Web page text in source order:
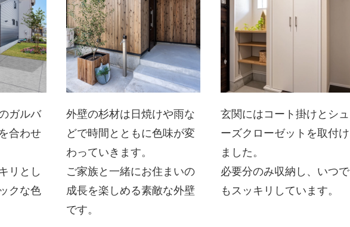
ガルバ
合わせ
リとし
クな色
外壁の杉材は日焼けや雨な
どで時間とともに色味が変
わっていきます。
ご家族と一緒にお住まいの
成長を楽しめる素敵な外壁
です。
玄関にはコート掛けとシュ
ーズクローゼットを取付け
ました。
必要分のみ収納し、いつで
もスッキリしています。